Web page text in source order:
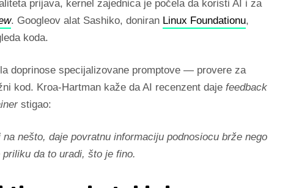
prijava, kernel zajednica je počela da koristi AI i za
. Googleov alat Sashiko, doniran Linux Foundationu,
koda.
doprinose specijalizovane promptove — provere za
kod. Kroa-Hartman kaže da AI recenzent daje feedback
stigao:
nešto, daje povratnu informaciju podnosiocu brže nego
priliku da to uradi, što je fino.